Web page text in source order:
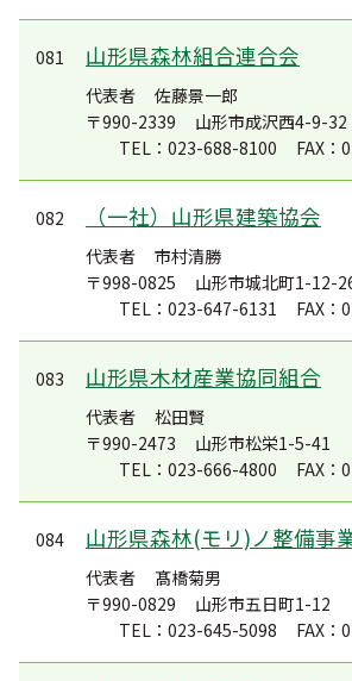
081 山形県森林組合連合会
代表者
佐藤景一郎
〒990-2339
山形市成沢西4-9-32
TEL：023-688-8100
FAX：
082 （一社）山形県建築協会
代表者
市村清勝
〒998-0825
山形市城北町1-12-
TEL：023-647-6131
FAX：
083 山形県木材産業協同組合
代表者
松田賢
〒990-2473
山形市松栄1-5-41
TEL：023-666-4800
FAX：
084 山形県森林(モリ)ノ整備事
代表者
髙橋菊男
〒990-0829
山形市五日町1-12
TEL：023-645-5098
FAX：